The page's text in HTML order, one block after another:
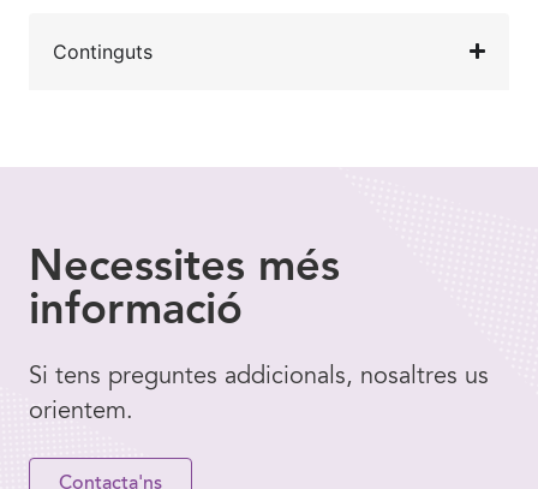
Continguts
Necessites més
informació
Si tens preguntes addicionals, nosaltres us
orientem.
Contacta'ns